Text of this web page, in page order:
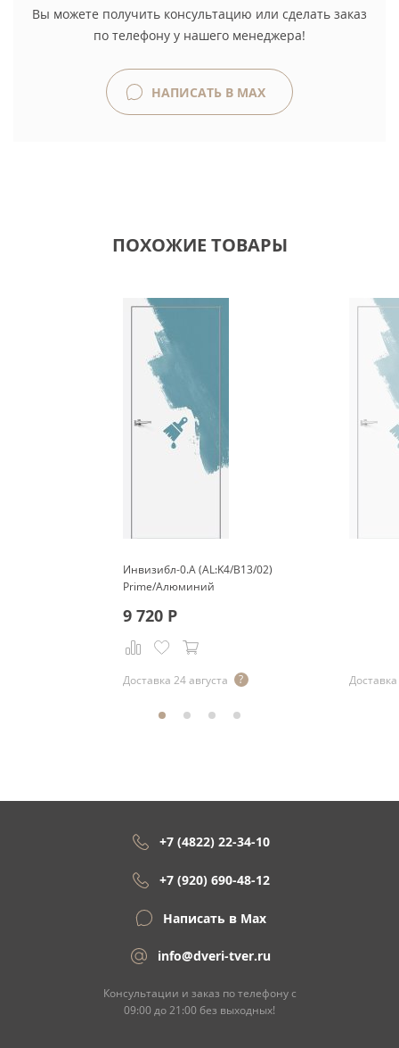
Вы можете получить консультацию или сделать заказ
по телефону у нашего менеджера!
НАПИСАТЬ В MAX
ПОХОЖИЕ ТОВАРЫ
Инвизибл-0.А (AL:K4/В13/02)
Prime/Алюминий
9 720Р
Доставка 24 августа Доставка
+7 (4822) 22-34-10
+7 (920) 690-48-12
Написать в Max
info@dveri-tver.ru
Консультации и заказ по телефону с
09:00 до 21:00 без выходных!